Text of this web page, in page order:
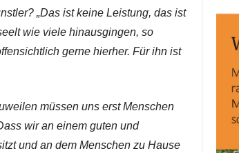
„Das ist keine Leistung, das ist
wie viele hinausgingen, so
gerne hierher. Für ihn ist
müssen uns erst Menschen
wir an einem guten und
und an dem Menschen zu Hause